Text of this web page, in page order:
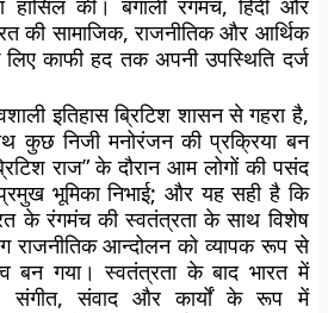
हासिल की। बंगाली रंगमंच, हिंदी और
की सामाजिक, राजनीतिक और आर्थिक
काफी हद तक अपनी उपस्थिति दर्ज
इतिहास ब्रिटिश शासन से गहरा है,
कुछ निजी मनोरंजन की प्रक्रिया बन
राज” के दौरान आम लोगों की पसंद
भूमिका निभाई; और यह सही है कि
के रंगमंच की स्वतंत्रता के साथ विशेष
आन्दोलन को व्यापक रूप से
बन गया। स्वतंत्रता के बाद भारत में
संगीत, संवाद और कार्यों के रूप में